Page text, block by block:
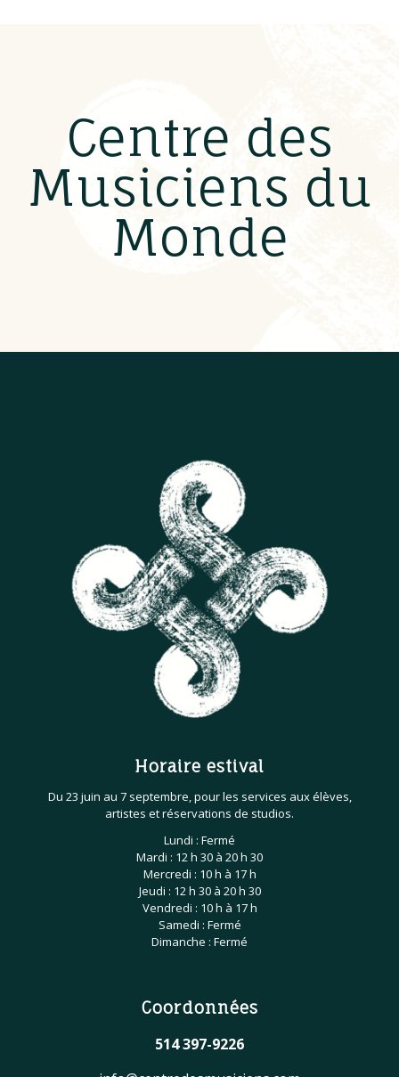
Centre des
Musiciens du
Monde
Horaire estival
Du 23 juin au 7 septembre, pour les services aux élèves,
artistes et réservations de studios.
Lundi : Fermé
Mardi : 12 h 30 à 20 h 30
Mercredi : 10 h à 17 h
Jeudi : 12 h 30 à 20 h 30
Vendredi : 10 h à 17 h
Samedi : Fermé
Dimanche : Fermé
Coordonnées
514 397-9226